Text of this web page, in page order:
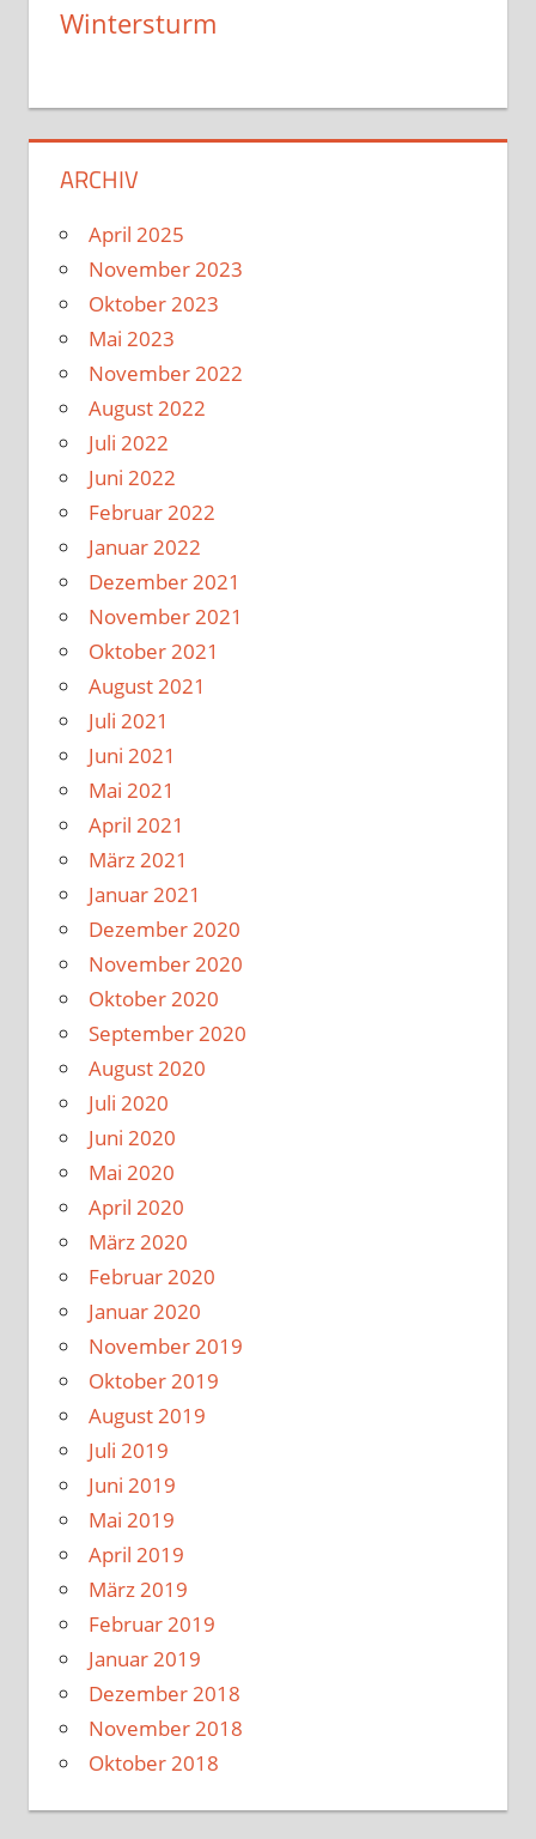
Wintersturm
ARCHIV
April 2025
November 2023
Oktober 2023
Mai 2023
November 2022
August 2022
Juli 2022
Juni 2022
Februar 2022
Januar 2022
Dezember 2021
November 2021
Oktober 2021
August 2021
Juli 2021
Juni 2021
Mai 2021
April 2021
März 2021
Januar 2021
Dezember 2020
November 2020
Oktober 2020
September 2020
August 2020
Juli 2020
Juni 2020
Mai 2020
April 2020
März 2020
Februar 2020
Januar 2020
November 2019
Oktober 2019
August 2019
Juli 2019
Juni 2019
Mai 2019
April 2019
März 2019
Februar 2019
Januar 2019
Dezember 2018
November 2018
Oktober 2018